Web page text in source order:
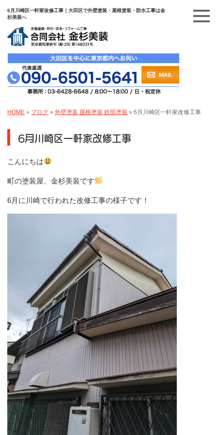
6月川崎区一軒家改修工事｜大田区で外壁塗装・屋根塗装・防水工事は金
杉美装へ
HOME » ブログ » 外壁塗装 屋根塗装 鉄部塗装 » 6月川崎区一軒家改修工事
6月川崎区一軒家改修工事
こんにちは
町の塗装屋、金杉美装です
6月に川崎で行われた改修工事の様子です！